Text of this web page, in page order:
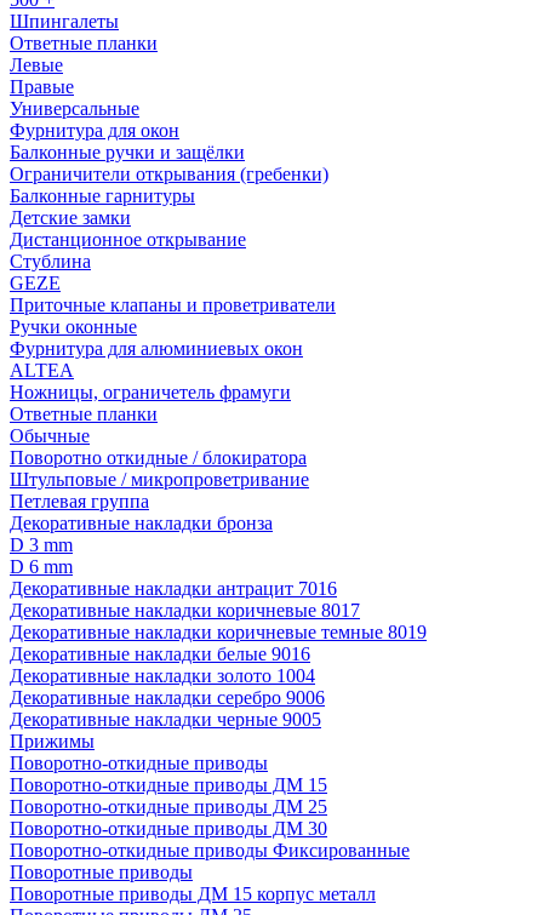
Шпингалеты
Ответные планки
Левые
Правые
Универсальные
Фурнитура для окон
Балконные ручки и защёлки
Ограничители открывания (гребенки)
Балконные гарнитуры
Детские замки
Дистанционное открывание
Стублина
GEZE
Приточные клапаны и проветриватели
Ручки оконные
Фурнитура для алюминиевых окон
ALTEA
Ножницы, ограничетель фрамуги
Ответные планки
Обычные
Поворотно откидные / блокиратора
Штульповые / микропроветривание
Петлевая группа
Декоративные накладки бронза
D 3 mm
D 6 mm
Декоративные накладки антрацит 7016
Декоративные накладки коричневые 8017
Декоративные накладки коричневые темные 8019
Декоративные накладки белые 9016
Декоративные накладки золото 1004
Декоративные накладки серебро 9006
Декоративные накладки черные 9005
Прижимы
Поворотно-откидные приводы
Поворотно-откидные приводы ДМ 15
Поворотно-откидные приводы ДМ 25
Поворотно-откидные приводы ДМ 30
Поворотно-откидные приводы Фиксированные
Поворотные приводы
Поворотные приводы ДМ 15 корпус металл